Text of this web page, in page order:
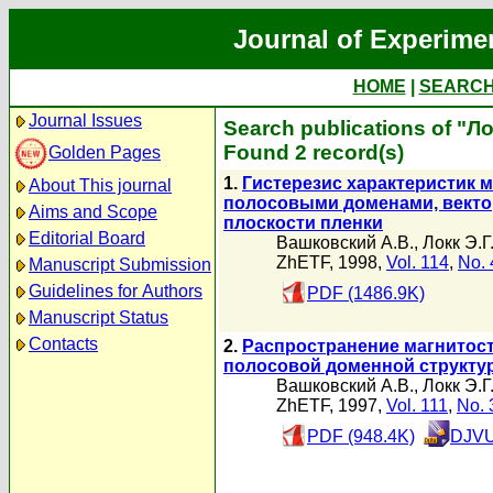
Journal of
HOME
Journal Issues
Golden Pages
About This journal
Aims and Scope
Editorial Board
Manuscript Submission
Guidelines for Authors
Manuscript Status
Contacts
Search publications of
Found 2 record(s)
1. Гистерезис
полосовыми доменами,
плоскости пленки
Вашковский А.В., Локк Э.Г.
ZhETF, 1998, Vol. 114, No.
PDF (1486.9K)
2. Распространение
полосовой доменной
Вашковский А.В., Локк Э.Г.
ZhETF, 1997, Vol. 111, No.
PDF (948.4K)